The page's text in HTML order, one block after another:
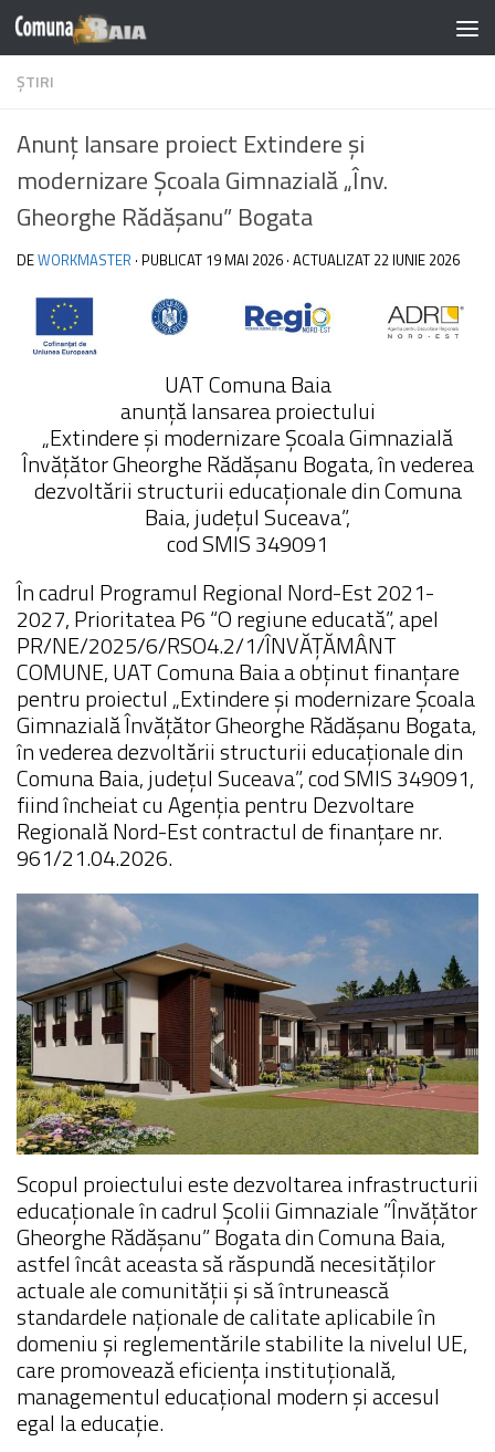
Acest
include
accesibilitate.
Skip to content
ȘTIRI
Anunț lansare proiect Extindere și
modernizare Școala Gimnazială „Înv.
Gheorghe Rădășanu” Bogata
DEWORKMASTER · PUBLICAT 19 MAI 2026 · ACTUALIZAT 22 IUNIE 2026
UAT Comuna Baia
anunță lansarea proiectului
„Extindere și modernizare Școala Gimnazială
Învățător Gheorghe Rădășanu Bogata, în vederea
dezvoltării structurii educaționale din Comuna
Baia, județul Suceava”,
cod SMIS 349091
În cadrul Programul Regional Nord-Est 2021-
2027, Prioritatea P6 “O regiune educată”, apel
PR/NE/2025/6/RSO4.2/1/ÎNVĂȚĂMÂNT
COMUNE, UAT Comuna Baia a obținut finanțare
pentru proiectul „Extindere și modernizare Școala
Gimnazială Învățător Gheorghe Rădășanu Bogata,
în vederea dezvoltării structurii educaționale din
Comuna Baia, județul Suceava”, cod SMIS 349091,
fiind încheiat cu Agenția pentru Dezvoltare
Regională Nord-Est contractul de finanțare nr.
961/21.04.2026.
Scopul proiectului este dezvoltarea infrastructurii
educaţionale în cadrul Școlii Gimnaziale ”Învățător
Gheorghe Rădășanu” Bogata din Comuna Baia,
astfel încât aceasta să răspundă necesităților
actuale ale comunității și să întrunească
standardele naţionale de calitate aplicabile în
domeniu și reglementările stabilite la nivelul UE,
care promovează eficiența instituțională,
managementul educațional modern și accesul
egal la educație.